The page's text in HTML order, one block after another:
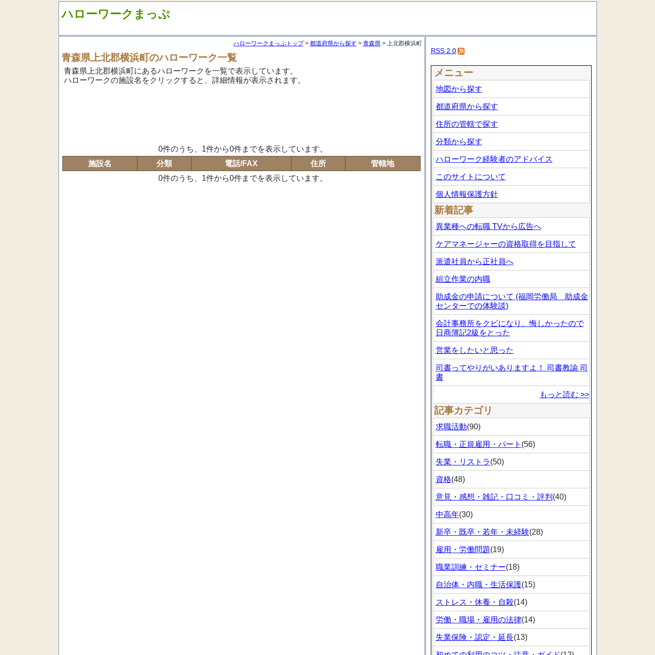
ハローワークまっぷ
ハローワークまっぷトップ> 都道府県から探す> 青森県> 上北郡横浜町
青森県上北郡横浜町のハローワーク一覧
青森県上北郡横浜町にあるハローワークを一覧で表示しています。
ハローワークの施設名をクリックすると、詳細情報が表示されます。
0件のうち、1件から0件までを表示しています。
施設名
分類 電話/FAX 住所
管轄地
0件のうち、1件から0件までを表示しています。
RSS 2.0
メニュー
地図から探す
都道府県から探す
住所の管轄で探す
分類から探す
ハローワーク経験者のアドバイス
このサイトについて
個人情報保護方針
新着記事
異業種への転職 TVから広告へ
ケアマネージャーの資格取得を目指して
派遣社員から正社員へ
組立作業の内職
助成金の申請について (福岡労働局 助成金
センターでの体験談)
会計事務所をクビになり、悔しかったので
日商簿記2級をとった
営業をしたいと思った
司書ってやりがいありますよ！ 司書教諭 司
書
もっと読む >>
記事カテゴリ
求職活動(90)
転職・正規雇用・パート (56)
失業・リストラ(50)
資格(48)
意見・感想・雑記・口コミ・評判 (40)
中高年(30)
新卒・既卒・若年・未経験(28)
雇用・労働問題(19)
職業訓練・セミナー(18)
自治体・内職・生活保護(15)
ストレス・休養・自殺(14)
労働・職場・雇用の法律(14)
失業保険・認定・延長(13)